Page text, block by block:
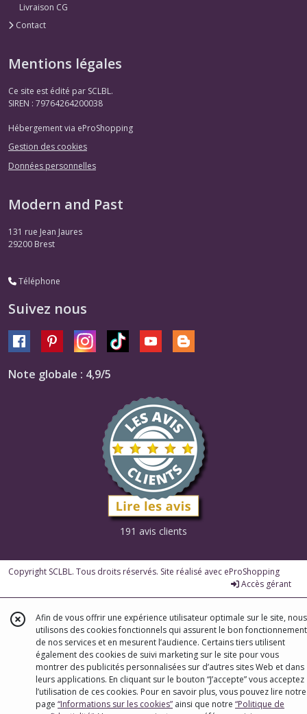
Livraison CG
Contact
Mentions légales
Ce site est édité par SCLBL.
SIREN : 79764264200038
Hébergement via eProShopping
Gestion des cookies
Données personnelles
Modern and Past
131 rue Jean Jaures
29200 Brest
Téléphone
Suivez nous
Note globale : 4,9/5
191 avis clients
Copyright SCLBL. Tous droits réservés. Site réalisé avec eProShopping
Accès gérant
Afin de vous offrir une expérience utilisateur optimale sur le site, nous
utilisons des cookies fonctionnels qui assurent le bon fonctionnement
de nos services et en mesurent l’audience. Certains tiers utilisent
également des cookies de suivi marketing sur le site pour vous
montrer des publicités personnalisées sur d’autres sites Web et dans
leurs applications. En cliquant sur le bouton “J’accepte” vous acceptez
l’utilisation de ces cookies. Pour en savoir plus, vous pouvez lire notre
page “Informations sur les cookies” ainsi que notre “Politique de